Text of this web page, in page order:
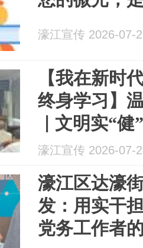
濠江宣传 2026-07-
【我在新时
终身学习】
｜文明实“
最美夕阳红
濠江宣传 2026-07-
濠江区达濠
发：用实干
党务工作者